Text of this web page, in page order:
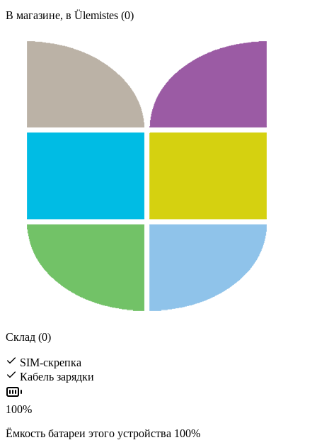
В магазине, в Ülemistes (0)
Склад (0)
SIM-скрепка
Кабель зарядки
100%
Ёмкость батареи этого устройства 100%